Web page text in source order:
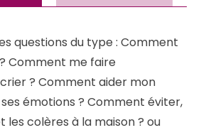
questions du type : Comment
Comment me faire
? Comment aider mon
émotions ? Comment éviter,
les colères à la maison ? ou